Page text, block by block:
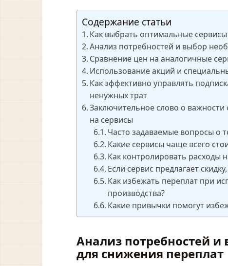
Содержание статьи
Как выбрать оптимальные
Анализ потребностей и выбор
Сравнение цен на аналогичные
Использование акций и
Как эффективно управлять
ненужных трат
Заключительное слово о
на сервисы
Часто задаваемые вопросы о
Какие сервисы чаще всего
Как контролировать расходы
Если сервис предлагает
Как избежать переплат при
производства?
Какие привычки помогут
Анализ потребностей
для снижения переплат